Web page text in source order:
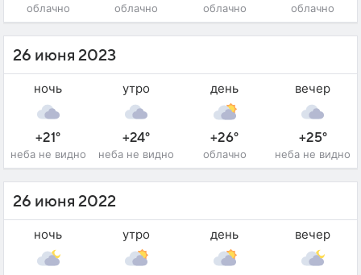
облачно облачно облачно облачно
26 июня 2023
ночь
+21°
неба не видно
утро
+24°
неба не видно
день
+26°
облачно
вечер
+25°
неба не видно
26 июня 2022
ночь утро день вечер